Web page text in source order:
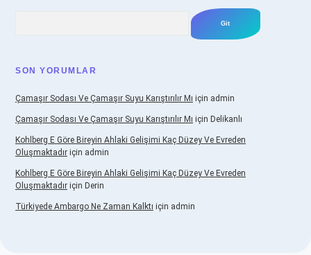
SON YORUMLAR
Çamaşır Sodası Ve Çamaşır Suyu Karıştırılır Mı için admin
Çamaşır Sodası Ve Çamaşır Suyu Karıştırılır Mı için Delikanlı
Kohlberg E Göre Bireyin Ahlaki Gelişimi Kaç Düzey Ve Evreden
Oluşmaktadır için admin
Kohlberg E Göre Bireyin Ahlaki Gelişimi Kaç Düzey Ve Evreden
Oluşmaktadır için Derin
Türkiyede Ambargo Ne Zaman Kalktı için admin